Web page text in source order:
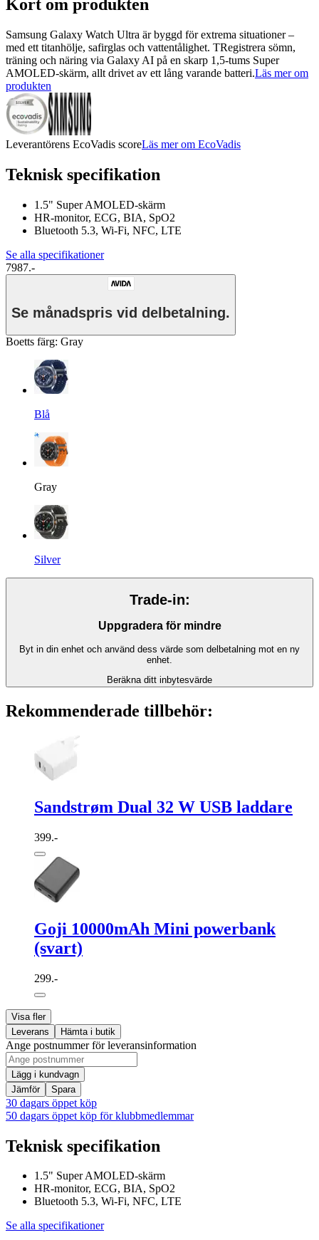
Kort om produkten
Samsung Galaxy Watch Ultra är byggd för extrema situationer –
med ett titanhölje, safirglas och vattentålighet. TRegistrera sömn,
träning och näring via Galaxy AI på en skarp 1,5-tums Super
AMOLED-skärm, allt drivet av ett lång varande batteri.Läs mer om
produkten
Leverantörens EcoVadis scoreLäs mer om EcoVadis
Teknisk specifikation
1.5" Super AMOLED-skärm
HR-monitor, ECG, BIA, SpO2
Bluetooth 5.3, Wi-Fi, NFC, LTE
Se alla specifikationer
7987.-
Se månadspris vid delbetalning.
Boetts färg: Gray
Blå
Gray
Silver
Trade-in:
Uppgradera för mindre
Byt in din enhet och använd dess värde som delbetalning mot en ny
enhet.
Beräkna ditt inbytesvärde
Rekommenderade tillbehör:
Sandstrøm Dual 32 W USB laddare
399.-
Goji 10000mAh Mini powerbank
(svart)
299.-
Visa fler
Leverans
Hämta i butik
Ange postnummer för leveransinformation
Lägg i kundvagn
Jämför
Spara
30 dagars öppet köp
50 dagars öppet köp för klubbmedlemmar
Teknisk specifikation
1.5" Super AMOLED-skärm
HR-monitor, ECG, BIA, SpO2
Bluetooth 5.3, Wi-Fi, NFC, LTE
Se alla specifikationer